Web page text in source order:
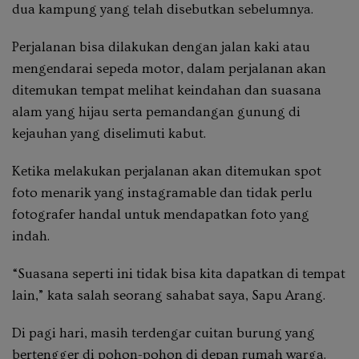
dua kampung yang telah disebutkan sebelumnya.
Perjalanan bisa dilakukan dengan jalan kaki atau
mengendarai sepeda motor, dalam perjalanan akan
ditemukan tempat melihat keindahan dan suasana
alam yang hijau serta pemandangan gunung di
kejauhan yang diselimuti kabut.
Ketika melakukan perjalanan akan ditemukan spot
foto menarik yang instagramable dan tidak perlu
fotografer handal untuk mendapatkan foto yang
indah.
“Suasana seperti ini tidak bisa kita dapatkan di tempat
lain,” kata salah seorang sahabat saya, Sapu Arang.
Di pagi hari, masih terdengar cuitan burung yang
bertengger di pohon-pohon di depan rumah warga.